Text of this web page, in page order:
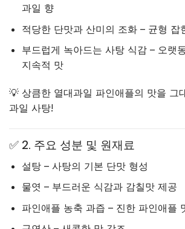
과일 향
적당한 단맛과 산미의 조화 – 균형 잡
부드럽게 녹아드는 사탕 식감 – 오랫
지속적 맛
💡 상큼한 열대과일 파인애플의 맛을 그
과일 사탕!
✅ 2. 주요 성분 및 원재료
설탕 – 사탕의 기본 단맛 형성
물엿 – 부드러운 식감과 감칠맛 제공
파인애플 농축 과즙 – 진한 파인애플